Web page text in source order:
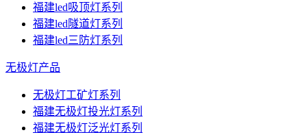
福建led吸顶灯系列
福建led隧道灯系列
福建led三防灯系列
无极灯产品
无极灯工矿灯系列
福建无极灯投光灯系列
福建无极灯泛光灯系列